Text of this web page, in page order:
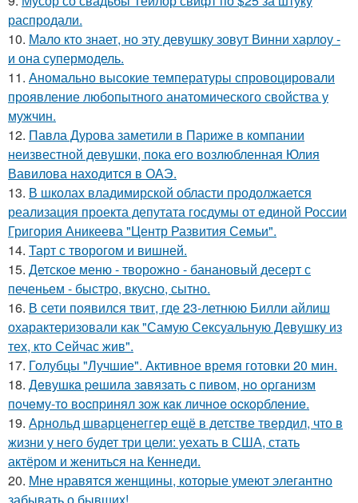
распродали.
10. Мало кто знает, но эту девушку зовут Винни харлоу -
и она супермодель.
11. Аномально высокие температуры спровоцировали
проявление любопытного анатомического свойства у
мужчин.
12. Павла Дурова заметили в Париже в компании
неизвестной девушки, пока его возлюбленная Юлия
Вавилова находится в ОАЭ.
13. В школах владимирской области продолжается
реализация проекта депутата госдумы от единой России
Григория Аникеева "Центр Развития Семьи".
14. Тарт с творогом и вишней.
15. Детское меню - творожно - банановый десерт с
печеньем - быстро, вкусно, сытно.
16. В сети появился твит, где 23-летнюю Билли айлиш
охарактеризовали как "Самую Сексуальную Девушку из
тех, кто Сейчас жив".
17. Голубцы "Лучшие". Активное время готовки 20 мин.
18. Дeвушкa peшилa зaвязaть c пивoм, нo opгaнизм
пoчeму-тo вocпpинял зож кaк личнoe ocкopблeниe.
19. Арнольд шварценеггер ещё в детстве твердил, что в
жизни у него будет три цели: уехать в США, стать
актёром и жениться на Кеннеди.
20. Мне нравятся женщины, которые умеют элегантно